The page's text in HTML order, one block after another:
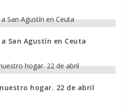
San Agustín en Ceuta
hogar. 22 de abril